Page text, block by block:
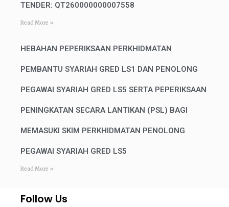
TENDER: QT260000000007558
Read More »
HEBAHAN PEPERIKSAAN PERKHIDMATAN
PEMBANTU SYARIAH GRED LS1 DAN PENOLONG
PEGAWAI SYARIAH GRED LS5 SERTA PEPERIKSAAN
PENINGKATAN SECARA LANTIKAN (PSL) BAGI
MEMASUKI SKIM PERKHIDMATAN PENOLONG
PEGAWAI SYARIAH GRED LS5
Read More »
Follow Us